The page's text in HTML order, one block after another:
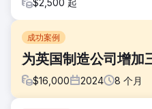
成功案例
为英国制造公司增加
$16,000 2024 8 个月